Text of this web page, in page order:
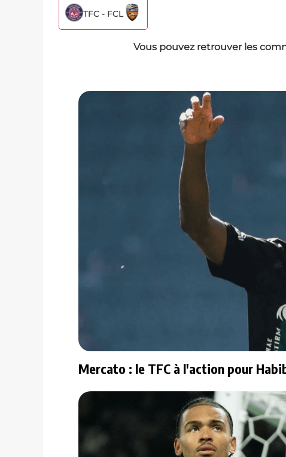
TFC - FCL
Vous pouvez retrouver les
Mercato : le TFC à l'action pour